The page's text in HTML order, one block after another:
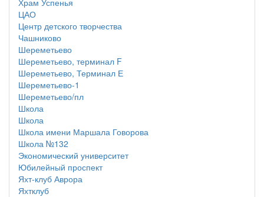
Храм Успенья
ЦАО
Центр детского творчества
Чашниково
Шереметьево
Шереметьево, терминал F
Шереметьево, Терминал Е
Шереметьево-1
Шереметьево/пл
Школа
Школа
Школа имени Маршала Говорова
Школа №132
Экономический университет
Юбилейный проспект
Яхт-клуб Аврора
Яхтклуб